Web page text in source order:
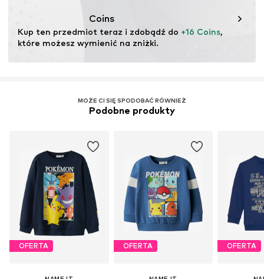
Coins
Kup ten przedmiot teraz i zdobądź do +16 Coins,
które możesz wymienić na zniżki.
MOŻE CI SIĘ SPODOBAĆ RÓWNIEŻ
Podobne produkty
OFERTA OFERTA OFERTA